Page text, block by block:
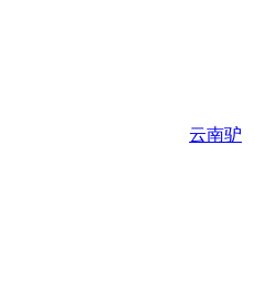
云南驴